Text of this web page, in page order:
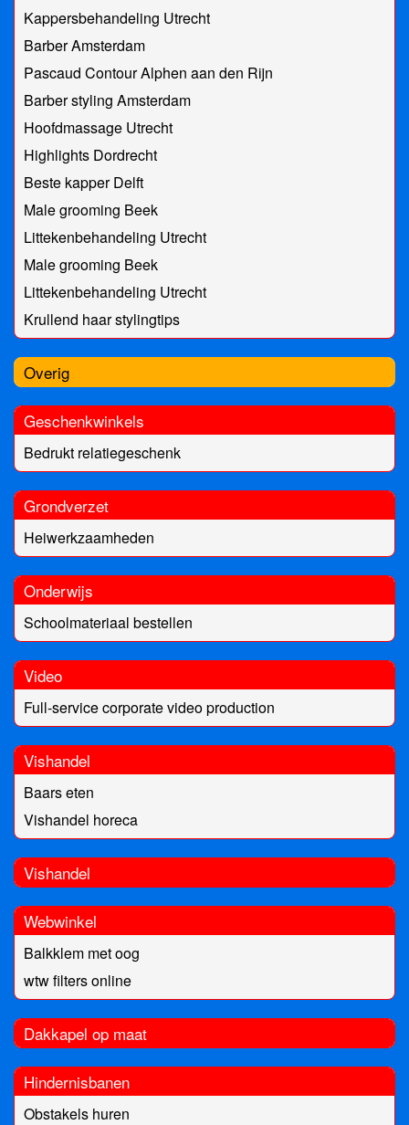
Kappersbehandeling Utrecht
Barber Amsterdam
Pascaud Contour Alphen aan den Rijn
Barber styling Amsterdam
Hoofdmassage Utrecht
Highlights Dordrecht
Beste kapper Delft
Male grooming Beek
Littekenbehandeling Utrecht
Male grooming Beek
Littekenbehandeling Utrecht
Krullend haar stylingtips
Overig
Geschenkwinkels
Bedrukt relatiegeschenk
Grondverzet
Heiwerkzaamheden
Onderwijs
Schoolmateriaal bestellen
Video
Full-service corporate video production
Vishandel
Baars eten
Vishandel horeca
Vishandel
Webwinkel
Balkklem met oog
wtw filters online
Dakkapel op maat
Hindernisbanen
Obstakels huren